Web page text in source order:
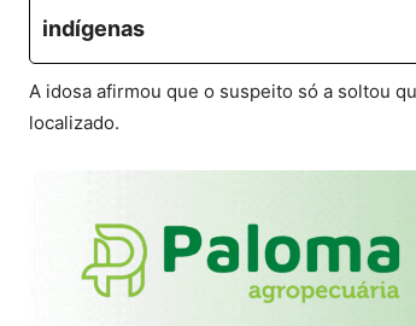
indígenas
A idosa afirmou que o suspeito só a soltou
localizado.